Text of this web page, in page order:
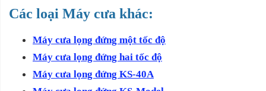
Các loại Máy cưa khác:
Máy cưa lọng đứng một tốc độ
Máy cưa lọng đứng hai tốc độ
Máy cưa lọng đứng KS-40A